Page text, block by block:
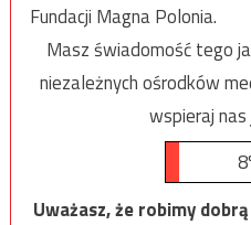
Fundacji Magna Polonia.
Masz świadomość tego
niezależnych ośrodków
wspieraj
Uważasz, że robimy